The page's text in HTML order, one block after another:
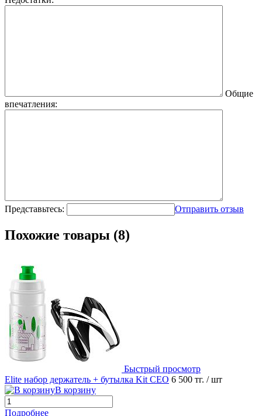
Общие
впечатления:
Представьтесь: Отправить отзыв
Похожие товары (8)
Быстрый просмотр
Elite набор держатель + бутылка Kit CEO 6 500 тг. / шт
В корзину
Подробнее